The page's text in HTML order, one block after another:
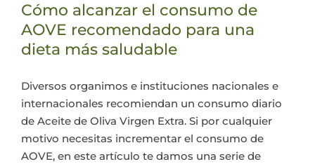
Cómo alcanzar el consumo de
AOVE recomendado para una
dieta más saludable
Diversos organimos e instituciones nacionales e
internacionales recomiendan un consumo diario
de Aceite de Oliva Virgen Extra. Si por cualquier
motivo necesitas incrementar el consumo de
AOVE, en este artículo te damos una serie de